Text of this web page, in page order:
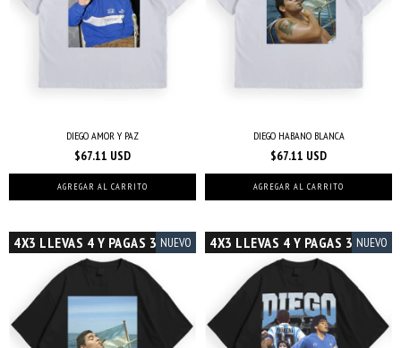
DIEGO AMOR Y PAZ
$67.11 USD
AGREGAR AL CARRITO
DIEGO HABANO BLANCA
$67.11 USD
AGREGAR AL CARRITO
4X3 LLEVAS 4 Y PAGAS 3 NUEVO 4X3 LLEVAS 4 Y PAGAS 3 NUEVO